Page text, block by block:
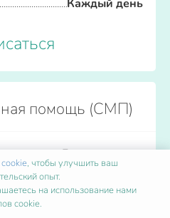
Каждый день
помощь (СМП)
Дистанционно
от 36
Каждый день
, чтобы улучшить ваш
опыт.
на использование нами
cookie.